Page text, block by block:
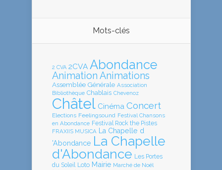
Mots-clés
2 CVA 2CVA Abondance
Animation Animations
Assemblée Générale Association
Bibliothèque Chablais Chevenoz
Châtel Cinéma Concert
Elections Feelingsound Festival Chansons
en Abondance Festival Rock the Pistes
FRAXIIS MUSICA
La Chapelle d
'Abondance La Chapelle
d'Abondance Les Portes
du Soleil Loto Mairie Marché de Noël